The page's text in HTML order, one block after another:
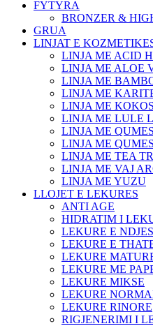
FYTYRA
BRONZER &
GRUA
LINJAT E
LINJA ME ACID
LINJA ME ALOE
LINJA ME
LINJA ME
LINJA ME KOKOS
LINJA ME LULE
LINJA ME
LINJA ME
LINJA ME TEA
LINJA ME VAJ
LINJA ME YUZU
LLOJET E LEKURES
ANTI AGE
HIDRATIM I
LEKURE E
LEKURE E
LEKURE
LEKURE ME
LEKURE MIKSE
LEKURE
LEKURE RINORE
RIGJENERIMI I